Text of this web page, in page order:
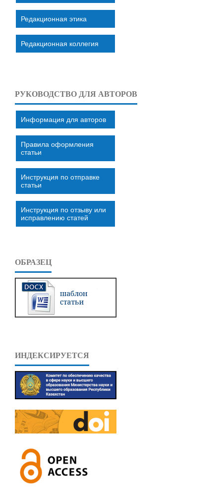
Редакционная этика
Редакционная коллегия
РУКОВОДСТВО ДЛЯ АВТОРОВ
Информация для авторов
Правила оформления
статьи
Инструкция по отправке
статьи
Инструкция по отзыву или
исправлению статей
ОБРАЗЕЦ
ИНДЕКСИРУЕТСЯ